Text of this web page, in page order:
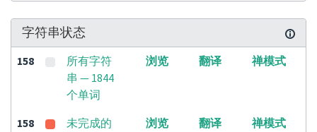
字符串状态
158
所有字符
串 — 1844
个单词
浏览 翻译 禅模式
158
未完成的
浏览 翻译 禅模式